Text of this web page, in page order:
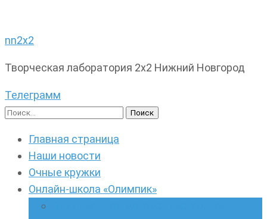
nn2x2
Творческая лаборатория 2х2 Нижний Новгород
Телеграмм
Найти:
Главная страница
Наши новости
Очные кружки
Онлайн-школа «Олимпик»